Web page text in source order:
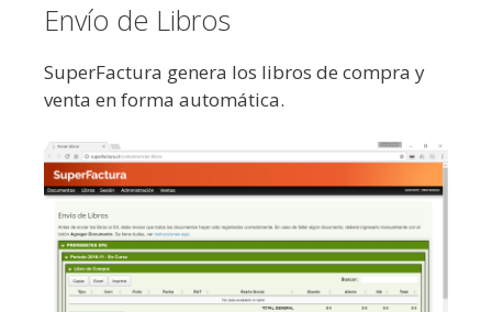
Envío de Libros
SuperFactura genera los libros de compra y
venta en forma automática.